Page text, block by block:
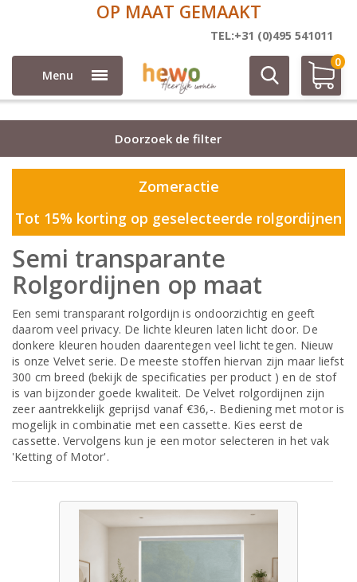
5 JAAR GARANTIE
TEL:+31 (0)495 541011
Menu
0
Rolgordijnen
Doorzoek de filter
Zomeractie
Tot 15% korting op geselecteerde rolgordijnen
Semi transparante
Rolgordijnen op maat
Een semi transparant rolgordijn is ondoorzichtig en geeft
daarom veel privacy. De lichte kleuren laten licht door. De
donkere kleuren houden daarentegen veel licht tegen. Nieuw
is onze Velvet serie. De meeste stoffen hiervan zijn maar liefst
300 cm breed (bekijk de specificaties per product ) en de stof
is van bijzonder goede kwaliteit. De Velvet rolgordijnen zijn
zeer aantrekkelijk geprijsd vanaf €36,-. Bediening met motor is
mogelijk in combinatie met een cassette. Kies eerst de
cassette. Vervolgens kun je een motor selecteren in het vak
'Ketting of Motor'.